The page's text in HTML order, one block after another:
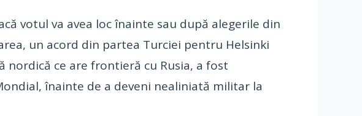
votul va avea loc înainte sau după alegerile din
un acord din partea Turciei pentru Helsinki
nordică ce are frontieră cu Rusia, a fost
înainte de a deveni nealiniată militar la